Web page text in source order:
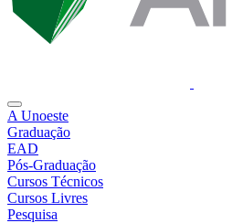
A Unoeste
Graduação
EAD
Pós-Graduação
Cursos Técnicos
Cursos Livres
Pesquisa